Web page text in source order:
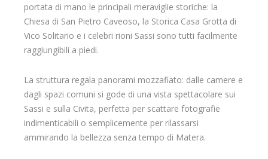
portata di mano le principali meraviglie storiche: la
Chiesa di San Pietro Caveoso, la Storica Casa Grotta di
Vico Solitario e i celebri rioni Sassi sono tutti facilmente
raggiungibili a piedi.
La struttura regala panorami mozzafiato: dalle camere e
dagli spazi comuni si gode di una vista spettacolare sui
Sassi e sulla Civita, perfetta per scattare fotografie
indimenticabili o semplicemente per rilassarsi
ammirando la bellezza senza tempo di Matera.